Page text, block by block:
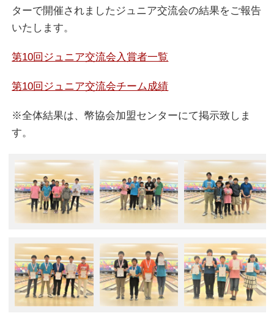
ターで開催されましたジュニア交流会の結果をご報告
いたします。
第10回ジュニア交流会入賞者一覧
第10回ジュニア交流会チーム成績
※全体結果は、幣協会加盟センターにて掲示致しま
す。